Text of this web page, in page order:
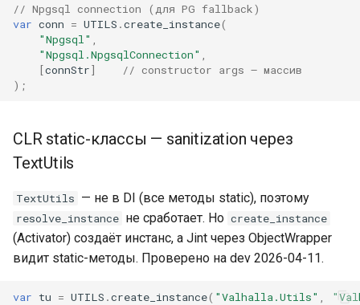
// Npgsql connection (для PG fallback)
var conn = UTILS .create_instance(
"Npgsql"
"Npgsql.NpgsqlConnection"
[connStr]
// constructor args — массив
);
CLR static-классы — sanitization через
TextUtils
TextUtils — не в DI (все методы static), поэтому
resolve_instance не сработает. Но create_instance
(Activator) создаёт инстанс, а Jint через ObjectWrapper
видит static-методы. Проверено на dev 2026-04-11.
var tu = UTILS .create_instance( "Valhalla.Utils"